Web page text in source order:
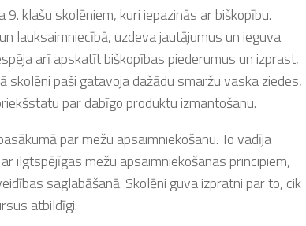
klašu skolēniem, kuri iepazinās ar biškopību.
lauksaimniecībā, uzdeva jautājumus un ieguva
arī apskatīt biškopības piederumus un izprast,
paši gatavoja dažādu smaržu vaska ziedes,
par dabīgo produktu izmantošanu.
par mežu apsaimniekošanu. To vadīja
ilgtspējīgas mežu apsaimniekošanas principiem,
saglabāšanā. Skolēni guva izpratni par to, cik
atbildīgi.